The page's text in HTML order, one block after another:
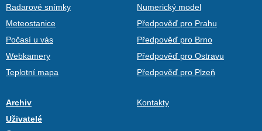
Radarové snímky
Meteostanice
Počasí u vás
Webkamery
Teplotní mapa
Numerický model
Předpověď pro Prahu
Předpověď pro Brno
Předpověď pro Ostravu
Předpověď pro Plzeň
Archiv
Uživatelé
Kontakty